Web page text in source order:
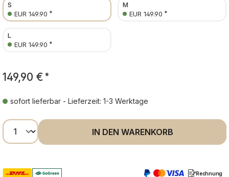
S
EUR 149.90 *
M
EUR 149.90 *
L
EUR 149.90 *
149,90 € *
sofort lieferbar - Lieferzeit: 1-3 Werktage
Produkt Anzahl: Gib den gewünschten
IN DEN WARENKORB
Rechnung